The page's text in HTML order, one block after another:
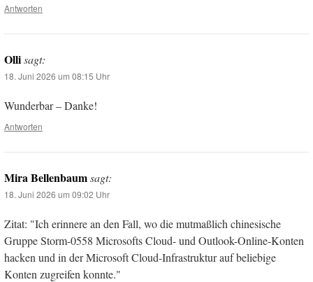
Antworten
Ollisagt:
18. Juni 2026 um 08:15 Uhr
Wunderbar – Danke!
Antworten
Mira Bellenbaumsagt:
18. Juni 2026 um 09:02 Uhr
Zitat: "Ich erinnere an den Fall, wo die mutmaßlich chinesische
Gruppe Storm-0558 Microsofts Cloud- und Outlook-Online-Konten
hacken und in der Microsoft Cloud-Infrastruktur auf beliebige
Konten zugreifen konnte."